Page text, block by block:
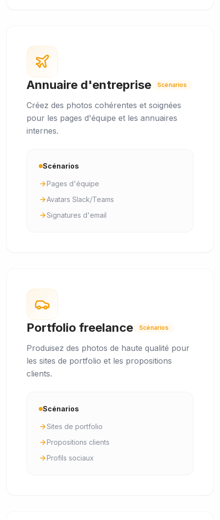
Annuaire d'entreprise Scénarios
Créez des photos cohérentes et soignées
pour les pages d'équipe et les annuaires
internes.
Scénarios
Pages d'équipe
Avatars Slack/Teams
Signatures d'email
Portfolio freelance Scénarios
Produisez des photos de haute qualité pour
les sites de portfolio et les propositions
clients.
Scénarios
Sites de portfolio
Propositions clients
Profils sociaux